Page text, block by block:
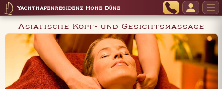
Yachthafenresidenz Hohe Düne
Asiatische Kopf- und Gesichtsmassage